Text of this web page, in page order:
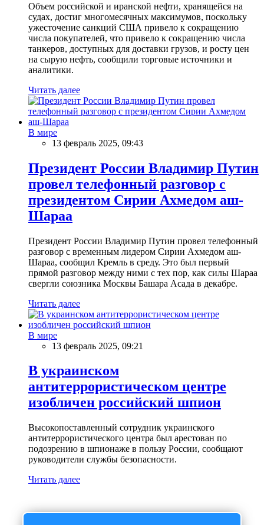
Объем российской и иранской нефти, хранящейся на
судах, достиг многомесячных максимумов, поскольку
ужесточение санкций США привело к сокращению
числа покупателей, что привело к сокращению числа
танкеров, доступных для доставки грузов, и росту цен
на сырую нефть, сообщили торговые источники и
аналитики.
Читать далее
В мире
13 февраль 2025, 09:43
Президент России Владимир Путин
провел телефонный разговор с
президентом Сирии Ахмедом аш-
Шараа
Президент России Владимир Путин провел телефонный
разговор с временным лидером Сирии Ахмедом аш-
Шараа, сообщил Кремль в среду. Это был первый
прямой разговор между ними с тех пор, как силы Шараа
свергли союзника Москвы Башара Асада в декабре.
Читать далее
В мире
13 февраль 2025, 09:21
В украинском
антитеррористическом центре
изобличен российский шпион
Высокопоставленный сотрудник украинского
антитеррористического центра был арестован по
подозрению в шпионаже в пользу России, сообщают
руководители службы безопасности.
Читать далее